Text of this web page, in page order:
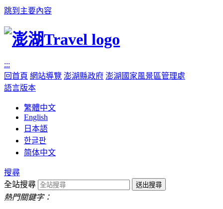
跳到主要內容
:::
回首頁 網站導覽 澎湖縣政府 澎湖國家風景區管理處
語言版本
繁體中文
English
日本語
한글판
简体中文
搜尋
全站搜尋
熱門關鍵字：